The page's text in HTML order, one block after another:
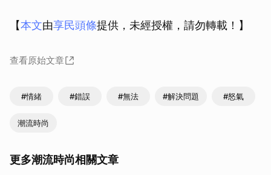
【本文由享民頭條提供，未經授權，請勿轉載！】
查看原始文章
#情緒 #錯誤 #無法 #解決問題 #怒氣
潮流時尚
更多潮流時尚相關文章